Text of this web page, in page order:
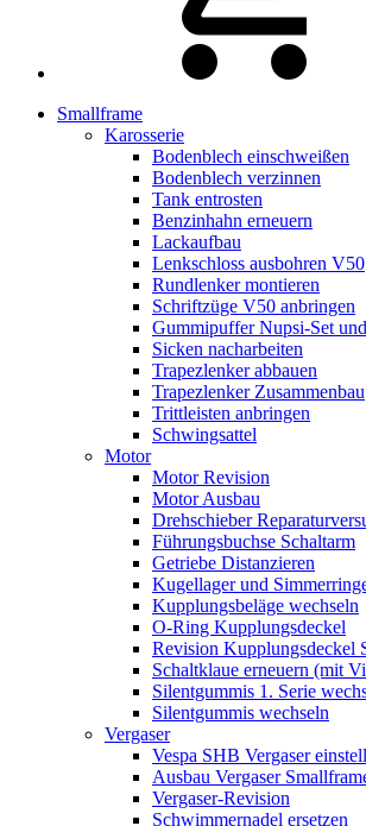
Smallframe
Karosserie
Bodenblech einschweißen
Bodenblech verzinnen
Tank entrosten
Benzinhahn erneuern
Lackaufbau
Lenkschloss ausbohren V50
Rundlenker montieren
Schriftzüge V50 anbringen
Gummipuffer Nupsi-Set
Sicken nacharbeiten
Trapezlenker abbauen
Trapezlenker Zusammenbau
Trittleisten anbringen
Schwingsattel
Motor
Motor Revision
Motor Ausbau
Drehschieber
Führungsbuchse Schaltarm
Getriebe Distanzieren
Kugellager und
Kupplungsbeläge wechseln
O-Ring Kupplungsdeckel
Revision Kupplungsdeckel
Schaltklaue erneuern (mit
Silentgummis 1. Serie
Silentgummis wechseln
Vergaser
Vespa SHB Vergaser
Ausbau Vergaser
Vergaser-Revision
Schwimmernadel ersetzen